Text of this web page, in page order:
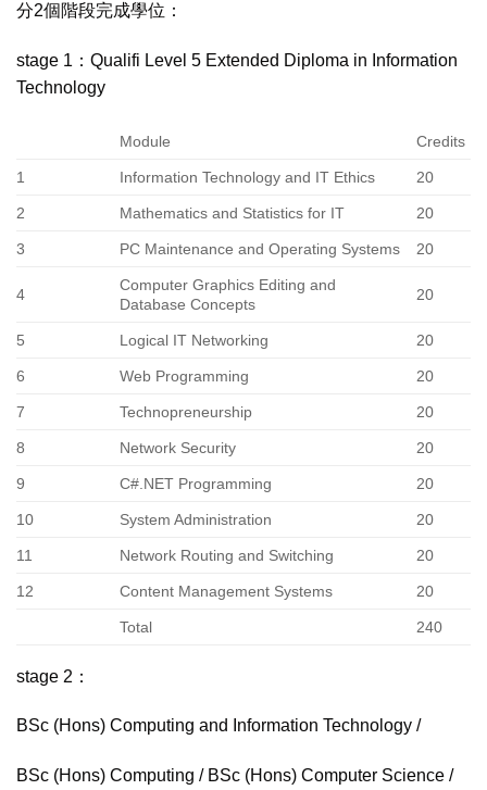
分2個階段完成學位：
stage 1：Qualifi Level 5 Extended Diploma in Information
Technology
Module Credits
1 Information Technology and IT Ethics 20
2 Mathematics and Statistics for IT 20
3 PC Maintenance and Operating Systems 20
4
Computer Graphics Editing and
Database Concepts
20
5 Logical IT Networking 20
6 Web Programming 20
7 Technopreneurship 20
8 Network Security 20
9 C#.NET Programming 20
10 System Administration 20
11 Network Routing and Switching 20
12 Content Management Systems 20
Total 240
stage 2：
BSc (Hons) Computing and Information Technology /
BSc (Hons) Computing / BSc (Hons) Computer Science /